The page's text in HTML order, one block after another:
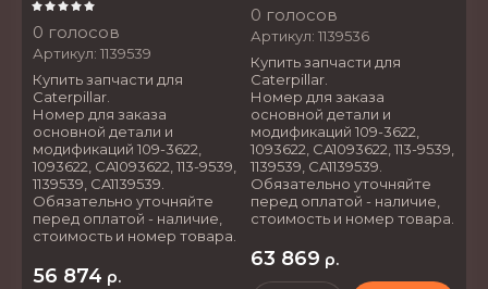
0 голосов
Артикул: 1139539
Купить запчасти для
Caterpillar.
Номер для заказа
основной детали и
модификаций 109-3622,
1093622, CA1093622, 113-9539,
1139539, CA1139539.
Обязательно уточняйте
перед оплатой - наличие,
стоимость и номер товара.
56 874 р.
0 голосов
Артикул: 1139536
Купить запчасти для
Caterpillar.
Номер для заказа
основной детали и
модификаций 109-3622,
1093622, CA1093622, 113-9539,
1139539, CA1139539.
Обязательно уточняйте
перед оплатой - наличие,
стоимость и номер товара.
63 869 р.